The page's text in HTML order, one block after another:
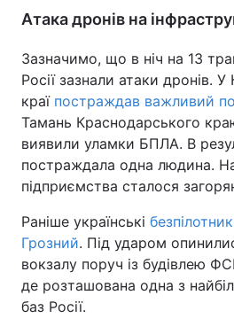
Атака дронів на
Зазначимо, що в ніч на 13
Росії зазнали атаки дронів.
краї постраждав важливий
Тамань Краснодарського
виявили уламки БПЛА. В
постраждала одна людина.
підприємства сталося
Раніше українські
Грозний. Під ударом
вокзалу поруч із будівлею
де розташована одна з
баз Росії.